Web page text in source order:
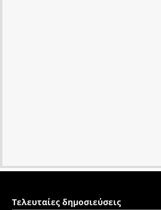
Τελευταίες δημοσιεύσεις